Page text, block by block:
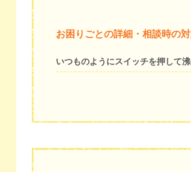
お困りごとの詳細・相談時の
いつものようにスイッチを押して